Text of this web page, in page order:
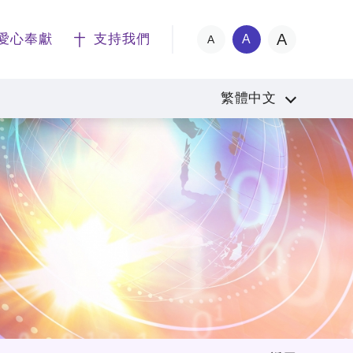
心奉獻 支持我們 A A A
繁體中文